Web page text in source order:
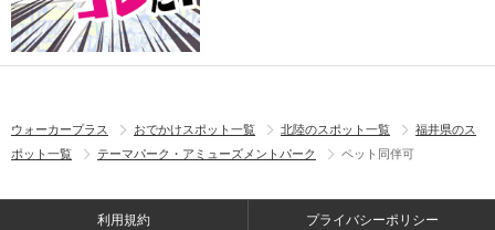
ウォーカープラス おでかけスポット一覧 北陸のスポット一覧
福井県のス
ポット一覧
テーマパーク・アミューズメントパーク ペット同伴可
利用規約 プライバシーポリシー